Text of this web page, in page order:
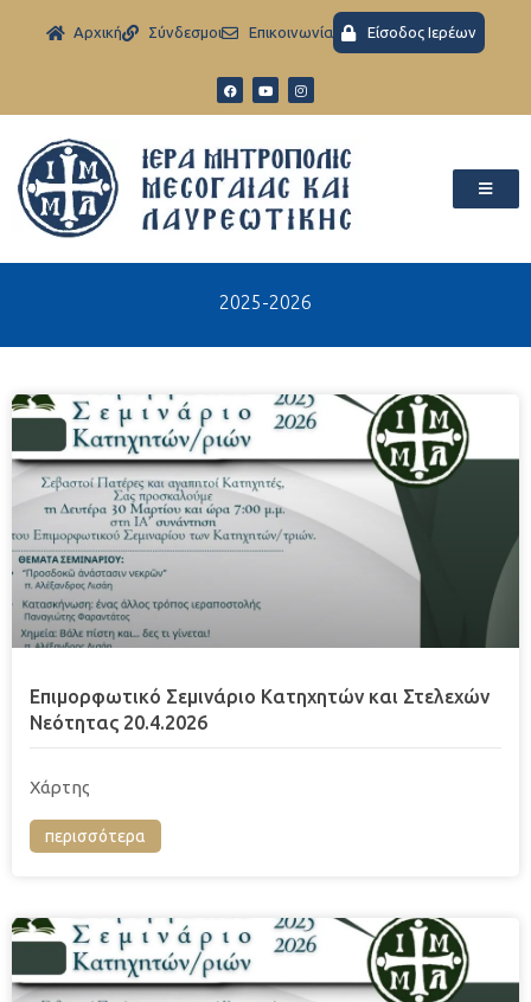
Aρχική Σύνδεσμοι Eπικοινωνία Είσοδος Ιερέων
2025-2026
Επιμορφωτικό Σεμινάριο Κατηχητών και Στελεχών
Νεότητας 20.4.2026
Χάρτης
περισσότερα